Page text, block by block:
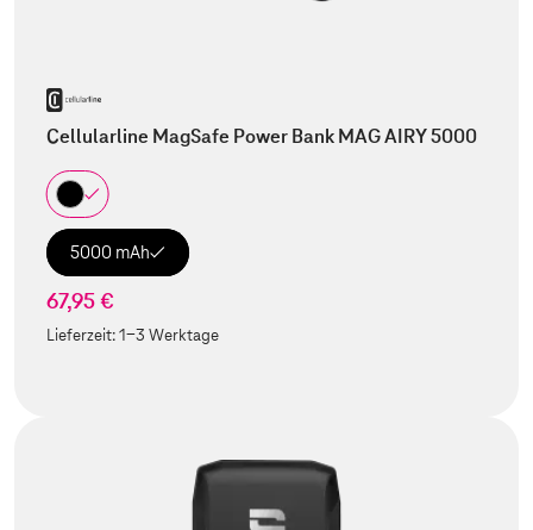
Cellularline MagSafe Power Bank MAG AIRY 5000
5000 mAh
67,95 €
Lieferzeit:1-3 Werktage